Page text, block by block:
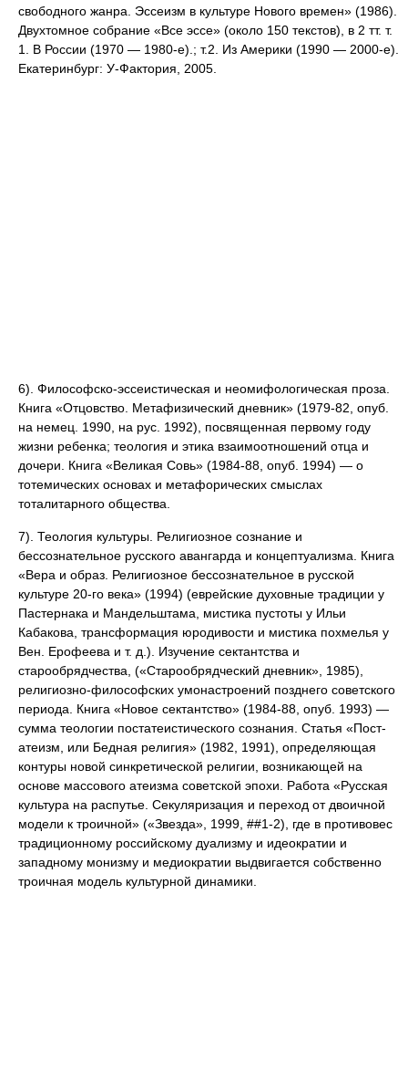
свободного жанра. Эссеизм в культуре Нового времен» (1986).
Двухтомное собрание «Все эссе» (около 150 текстов), в 2 тт. т.
1. В России (1970 — 1980-e).; т.2. Из Америки (1990 — 2000-e).
Екатеринбург: У-Фактория, 2005.
6). Философско-эссеистическая и неомифологическая проза.
Книга «Отцовство. Метафизический дневник» (1979-82, опуб.
на немец. 1990, на рус. 1992), посвященная первому году
жизни ребенка; теология и этика взаимоотношений отца и
дочери. Книга «Великая Совь» (1984-88, опуб. 1994) — o
тотемических основах и метафорических смыслах
тоталитарного общества.
7). Теология культуры. Религиозное сознание и
бессознательное русского авангарда и концептуализма. Книга
«Вера и образ. Религиозное бессознательное в русской
культуре 20-го века» (1994) (еврейские духовные традиции у
Пастернака и Мандельштама, мистика пустоты у Ильи
Кабакова, трансформация юродивости и мистика похмелья у
Вен. Ерофеева и т. д.). Изучение сектантства и
старообрядчества, («Старообрядческий дневник», 1985),
религиозно-философских умонастроений позднего советского
периода. Книга «Новое сектантство» (1984-88, опуб. 1993) —
сумма теологии постатеистического сознания. Статья «Пост-
атеизм, или Бедная религия» (1982, 1991), определяющая
контуры новой синкретической религии, возникающей на
основе массового атеизма советской эпохи. Работа «Русская
культура на распутье. Секуляризация и переход от двоичной
модели к троичной» («Звезда», 1999, ##1-2), где в противовес
традиционному российскому дуализму и идеократии и
западному монизму и медиократии выдвигается собственно
троичная модель культурной динамики.